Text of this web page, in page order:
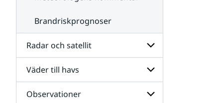
Brandriskprognoser
Radar och satellit
Undersidor
för
Radar
och
Väder till havs
Undersidor
Observationer